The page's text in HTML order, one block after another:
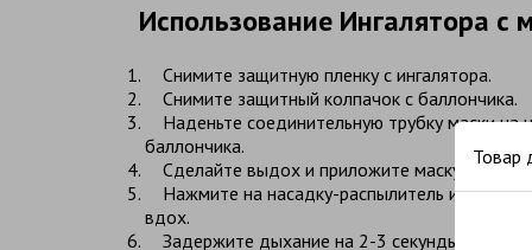
Использование Ингалятора с
Снимите защитную пленку с ингалятора.
Снимите защитный колпачок с баллончика.
Наденьте соединительную трубку маски на
баллончика.
Сделайте выдох и приложите маску к лицу
Нажмите на насадку-распылитель и
вдох.
Задержите дыхание на 2-3 секунды.
Товар